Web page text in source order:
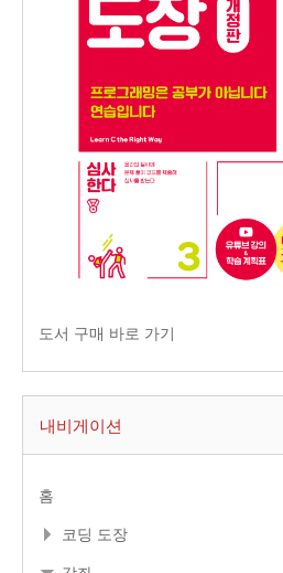
도서 구매 바로 가기
내비게이션
홈
코딩 도장